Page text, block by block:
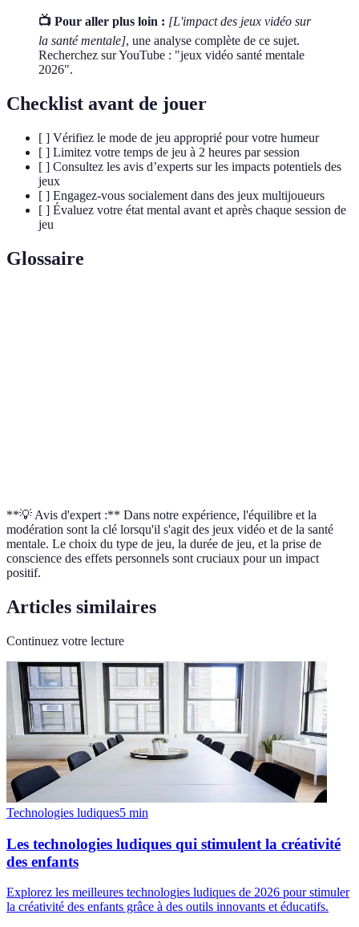
📺 Pour aller plus loin : [L'impact des jeux vidéo sur
la santé mentale], une analyse complète de ce sujet.
Recherchez sur YouTube : "jeux vidéo santé mentale
2026".
Checklist avant de jouer
[ ] Vérifiez le mode de jeu approprié pour votre humeur
[ ] Limitez votre temps de jeu à 2 heures par session
[ ] Consultez les avis d’experts sur les impacts potentiels des
jeux
[ ] Engagez-vous socialement dans des jeux multijoueurs
[ ] Évaluez votre état mental avant et après chaque session de
jeu
Glossaire
**💡 Avis d'expert :** Dans notre expérience, l'équilibre et la
modération sont la clé lorsqu'il s'agit des jeux vidéo et de la santé
mentale. Le choix du type de jeu, la durée de jeu, et la prise de
conscience des effets personnels sont cruciaux pour un impact
positif.
Articles similaires
Continuez votre lecture
Technologies ludiques5 min
Les technologies ludiques qui stimulent la créativité
des enfants
Explorez les meilleures technologies ludiques de 2026 pour stimuler
la créativité des enfants grâce à des outils innovants et éducatifs.